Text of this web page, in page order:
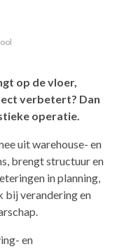
op de vloer,
verbetert? Dan
operatie.
uit warehouse- en
brengt structuur en
in planning,
bij verandering en
en